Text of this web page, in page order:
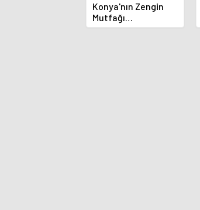
Konya'nın Zengin
Mutfağı
GastroFest'te